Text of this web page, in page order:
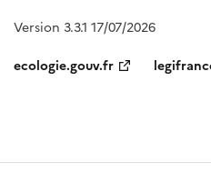
Version 3.3.1 17/07/2026
ecologie.gouv.fr